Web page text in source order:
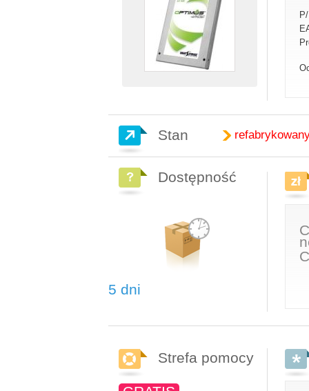
Stan
Dostępność
5 dni
Strefa pomocy